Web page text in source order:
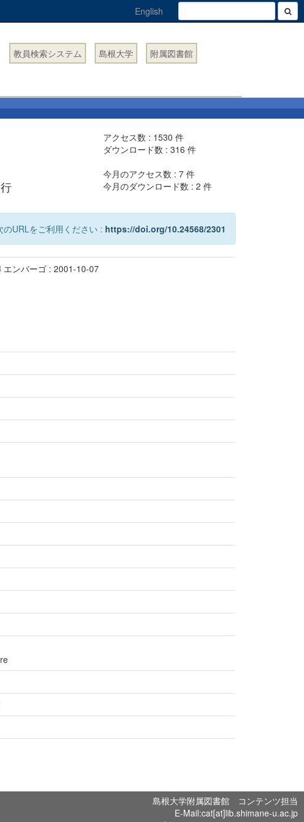
English
教員検索システム 島根大学 附属図書館
アクセス数 : 1530 件
ダウンロード数 :316 件
今月のアクセス数 :7 件
今月のダウンロード数 :2 件
URLをご利用ください : https://doi.org/10.24568/2301
エンバーゴ : 2001-10-07
島根大学附属図書館 コンテンツ担当
E-Mail:cat[at]lib.shimane-u.ac.jp